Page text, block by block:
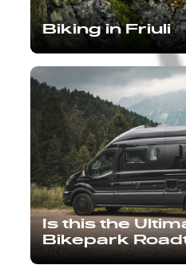
Biking in Friuli
Is this the
Bikepark